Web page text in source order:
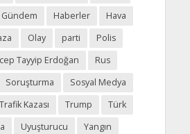
Gündem Haberler
Hava
Olay parti
Polis
Tayyip Erdoğan
Rus
Soruşturma
Sosyal Medya
Trafik Kazası Trump
Türk
Uyuşturucu
Yangın